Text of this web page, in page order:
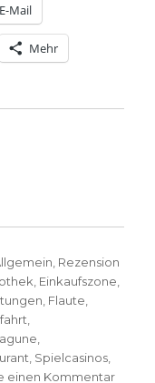
E-Mail
Mehr
Rezension
Einkaufszone
Flaute
Spielcasinos
einen Kommentarzu